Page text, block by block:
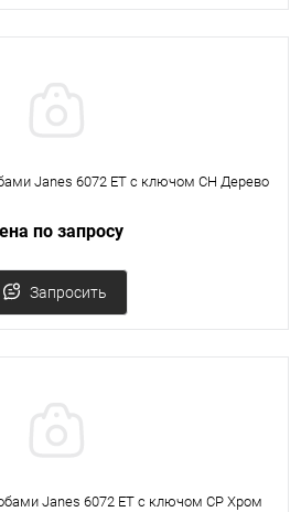
Janes 6072 ET с ключом CH Дерево
по запросу
Запросить
Janes 6072 ET с ключом CP Хром